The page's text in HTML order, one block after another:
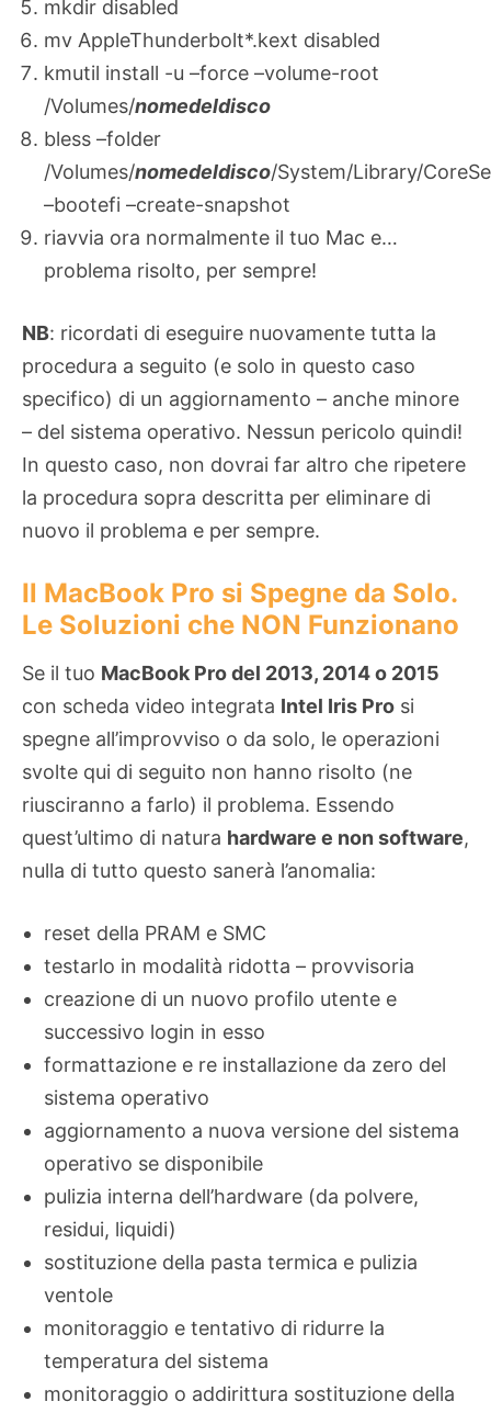
mkdir disabled
mv AppleThunderbolt*.kext disabled
kmutil install -u –force –volume-root
/Volumes/nomedeldisco
bless –folder
/Volumes/nomedeldisco/System/Library/
–bootefi –create-snapshot
riavvia ora normalmente il tuo Mac e…
problema risolto, per sempre!
NB: ricordati di eseguire nuovamente tutta la
procedura a seguito (e solo in questo caso
specifico) di un aggiornamento – anche minore
– del sistema operativo. Nessun pericolo quindi!
In questo caso, non dovrai far altro che ripetere
la procedura sopra descritta per eliminare di
nuovo il problema e per sempre.
Il MacBook Pro si Spegne da Solo.
Le Soluzioni che NON Funzionano
Se il tuo MacBook Pro del 2013, 2014 o 2015
con scheda video integrata Intel Iris Pro si
spegne all’improvviso o da solo, le operazioni
svolte qui di seguito non hanno risolto (ne
riusciranno a farlo) il problema. Essendo
quest’ultimo di natura hardware e non software,
nulla di tutto questo sanerà l’anomalia:
reset della PRAM e SMC
testarlo in modalità ridotta – provvisoria
creazione di un nuovo profilo utente e
successivo login in esso
formattazione e re installazione da zero del
sistema operativo
aggiornamento a nuova versione del sistema
operativo se disponibile
pulizia interna dell’hardware (da polvere,
residui, liquidi)
sostituzione della pasta termica e pulizia
ventole
monitoraggio e tentativo di ridurre la
temperatura del sistema
monitoraggio o addirittura sostituzione della